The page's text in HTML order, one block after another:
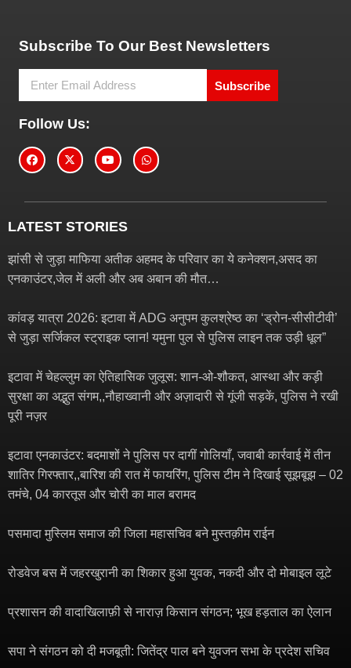
Subscribe To Our Best Newsletters
Subscribe
Follow Us:
LATEST STORIES
झांसी से जुड़ा माफिया अतीक अहमद के परिवार का ये कनेक्शन,असद का
एनकाउंटर,जेल में अली और अब अबान की मौत…
कांवड़ यात्रा 2026: इटावा में ADG अनुपम कुलश्रेष्ठ का ‘ड्रोन-सीसीटीवी’
से जुड़ा सर्जिकल स्ट्राइक प्लान! यमुना पुल से पुलिस लाइन तक उड़ी धूल”
इटावा में चेहल्लुम का ऐतिहासिक जुलूस: शान-ओ-शौकत, आस्था और कड़ी
सुरक्षा का अद्भुत संगम,,नौहाख्वानी और अज़ादारी से गूंजी सड़कें, पुलिस ने रखी
पूरी नज़र
इटावा एनकाउंटर: बदमाशों ने पुलिस पर दागीं गोलियाँ, जवाबी कार्रवाई में तीन
शातिर गिरफ्तार,,बारिश की रात में फायरिंग, पुलिस टीम ने दिखाई सूझबूझ – 02
तमंचे, 04 कारतूस और चोरी का माल बरामद
पसमादा मुस्लिम समाज की जिला महासचिव बने मुस्तक़ीम राईन
रोडवेज बस में जहरखुरानी का शिकार हुआ युवक, नकदी और दो मोबाइल लूटे
प्रशासन की वादाखिलाफ़ी से नाराज़ किसान संगठन; भूख हड़ताल का ऐलान
सपा ने संगठन को दी मजबूती: जितेंद्र पाल बने युवजन सभा के प्रदेश सचिव